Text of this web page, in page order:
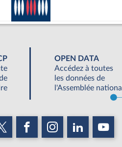
OPEN DATA
Accédez à toutes
les données de
l'Assemblée